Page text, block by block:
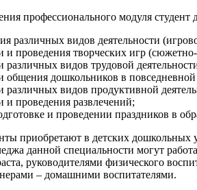
профессионального модуля студент
различных видов деятельности
и проведения творческих игр
различных видов трудовой
общения дошкольников в
различных видов продуктивной
и проведения развлечений;
и проведении праздников в
приобретают в детских
данной специальности могут
руководителями физического
– домашними воспитателями.